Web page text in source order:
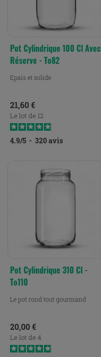
Pot Cylindrique 100 Cl Avec
Réserve - To82
Epais et solide
Prix
21,60 €
Le lot de 12
4.9/5 - 320avis
Pot Cylindrique 310 Cl -
To110
Le pot rond tout gourmand
Prix
20,00 €
Le lot de 4